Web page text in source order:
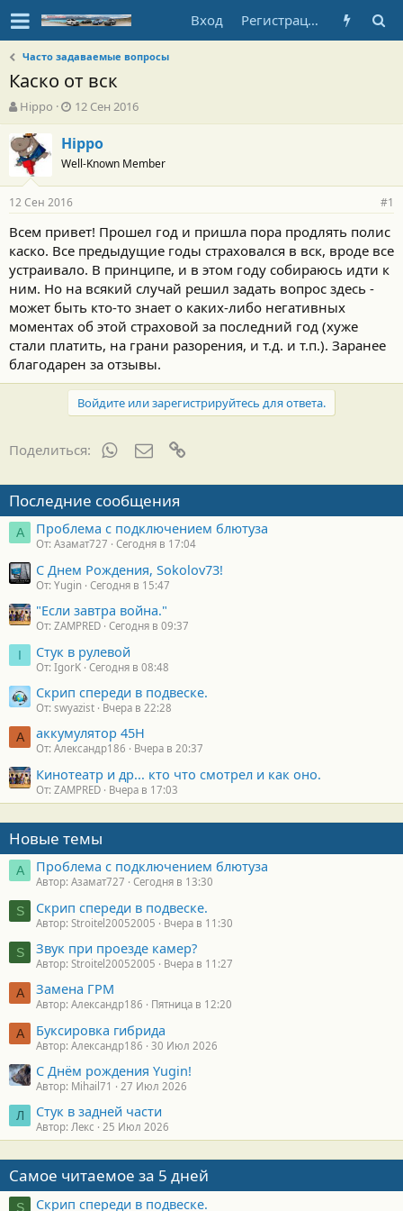
Вход Регистрация
Часто задаваемые вопросы
Каско от вск
А
в
т
о
р
т
е
м
ы
Hippo
Д
а
т
а
н
а
а
л
а
12 Сен 2016
Hippo
Well-Known Member
12 Сен 2016 #1
Всем привет! Прошел год и пришла пора продлять полис
каско. Все предыдущие годы страховался в вск, вроде все
устраивало. В принципе, и в этом году собираюсь идти к
ним. Но на всякий случай решил задать вопрос здесь -
может быть кто-то знает о каких-либо негативных
моментах об этой страховой за последний год (хуже
стали платить, на грани разорения, и т.д. и т.п.). Заранее
благодарен за отзывы.
Войдите или зарегистрируйтесь для ответа.
Поделиться: WhatsAppЭлектронная почта
Последние сообщения
А Проблема с подключением блютуза
От: Азамат727 Сегодня в 17:04
С Днем Рождения, Sokolov73!
От: Yugin Сегодня в 15:47
"Если завтра война."
От: ZAMPRED Сегодня в 09:37
I Стук в рулевой
От: IgorK Сегодня в 08:48
Скрип спереди в подвеске.
От: swyazist Вчера в 22:28
А аккумулятор 45H
От: Александр186 Вчера в 20:37
Кинотеатр и др... кто что смотрел и как оно.
От: ZAMPRED Вчера в 17:03
Новые темы
А Проблема с подключением блютуза
Автор: Азамат727 Сегодня в 13:30
S Скрип спереди в подвеске.
Автор: Stroitel20052005 Вчера в 11:30
S Звук при проезде камер?
Автор: Stroitel20052005 Вчера в 11:27
А Замена ГРМ
Автор: Александр186 Пятница в 12:20
А Буксировка гибрида
Автор: Александр186 30 Июл 2026
С Днём рождения Yugin!
Автор: Mihail71 27 Июл 2026
Л Стук в задней части
Автор: Лекс 25 Июл 2026
Самое читаемое за 5 дней
S Скрип спереди в подвеске.